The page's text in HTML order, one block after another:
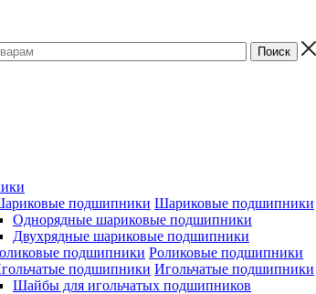
Шариковые подшипники
Однорядные шариковые подшипники
Двухрядные шариковые подшипники
Роликовые подшипники
Игольчатые подшипники
Шайбы для игольчатых подшипников